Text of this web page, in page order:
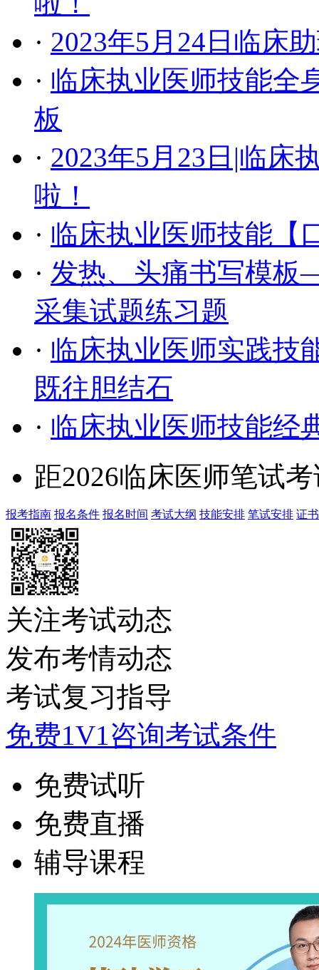
· 2023年5月24日临床
· 临床执业医师技能全
板
· 2023年5月23日|临床
啦！
· 临床执业医师技能【
· 发热、头痛书写模
采集试题练习题
· 临床执业医师实践技
既往胆结石
· 临床执业医师技能经
距2026临床医师笔试
报考指南 报名条件 报名时间 考试大纲 技能安排 笔试安排 证
关注考试动态
发布考情动态
考试复习指导
免费1V1咨询考试条件
免费试听
免费直播
辅导课程